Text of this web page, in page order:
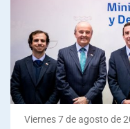
Viernes 7 de agosto de